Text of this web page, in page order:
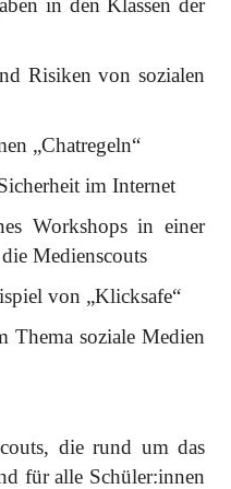
Risiken von sozialen
„Chatregeln“
im Internet
Workshops in einer
Medienscouts
von „Klicksafe“
Thema soziale Medien
die rund um das
für alle Schüler:innen